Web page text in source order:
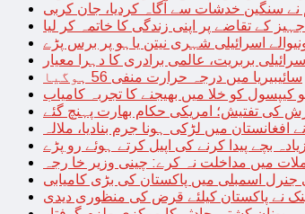
نے سنگین خدشات سے آگاہ کردیا، جان کربی
اسرائیلی شہری نیتن یاہو پر برس پڑے
اسرائیلی بربریت، عالمی برادری کا دہرا معیار
سائیبیریا میں درجہ حرارت منفی 56 ہوگیا
کیپسول کو خلا میں بھیجنے کا تجربہ کامیاب
کی تفتیش؛ امریکی حکام بھارت پہنچ گئے
افغانستان میں لڑکی ہونا جرم بنادیا، ملالہ
بچے پیدا کرنے کی اپیل کرتے ہوئے رو پڑے
میں مداخلت نہ کرے: چینی وزیر خا رجہ
جنرل اسمبلی میں پاکستان کی بڑی کامیابی
بینک نے پاکستان کیلئے قرض کی منظوری دیدی